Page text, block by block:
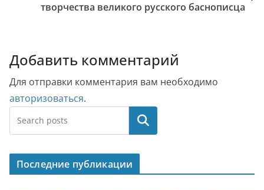
творчества великого русского баснописца
Добавить комментарий
Для отправки комментария вам необходимо
авторизоваться.
Поиск
Последние публикации